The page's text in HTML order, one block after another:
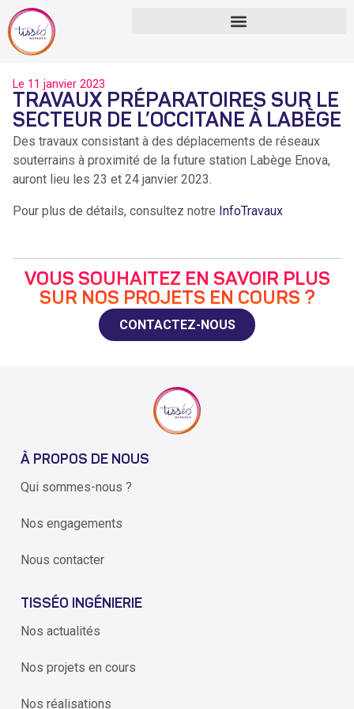
Le 11 janvier 2023
TRAVAUX PRÉPARATOIRES SUR LE
SECTEUR DE L’OCCITANE À LABÈGE
Des travaux consistant à des déplacements de réseaux
souterrains à proximité de la future station Labège Enova,
auront lieu les 23 et 24 janvier 2023.
Pour plus de détails, consultez notre InfoTravaux
VOUS SOUHAITEZ EN SAVOIR PLUS
SUR NOS PROJETS EN COURS ?
CONTACTEZ-NOUS
À PROPOS DE NOUS
Qui sommes-nous ?
Nos engagements
Nous contacter
TISSÉO INGÉNIERIE
Nos actualités
Nos projets en cours
Nos réalisations